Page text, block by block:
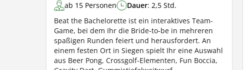
ab 15 Personen Dauer: 2,5 Std.
Beat the Bachelorette ist ein interaktives Team-
Game, bei dem Ihr die Bride-to-be in mehreren
spaßigen Runden feiert und herausfordert. An
einem festen Ort in Siegen spielt Ihr eine Auswahl
aus Beer Pong, Crossgolf-Elementen, Fun Boccia,